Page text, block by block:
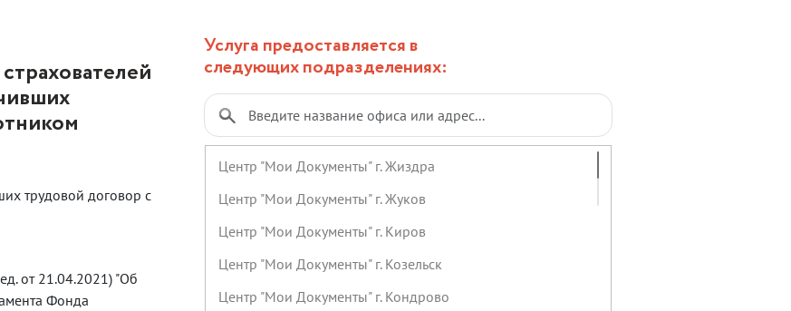
трудовой договор с
от 21.04.2021) "Об
Фонда
Услуга предоставляется в
следующих подразделениях:
Центр "Мои Документы" г. Жиздра
Центр "Мои Документы" г. Жуков
Центр "Мои Документы" г. Киров
Центр "Мои Документы" г. Козельск
Центр "Мои Документы" г. Кондрово